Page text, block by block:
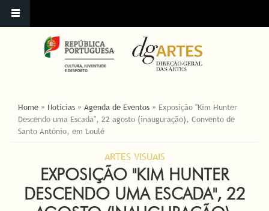
YOU ARE HERE
Home » Noticias » Agenda de Eventos » Exposição "Kim Hunter
Descendo uma Escada", 22 agosto (inauguração), Convento de
Santo António, em Loulé
ARTES VISUAIS
EXPOSIÇÃO "KIM HUNTER
DESCENDO UMA ESCADA", 22